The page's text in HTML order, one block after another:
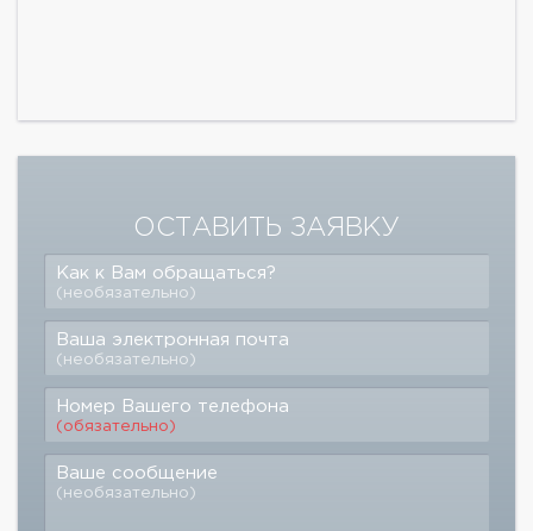
ОСТАВИТЬ ЗАЯВКУ
Как к Вам обращаться?
(необязательно)
Ваша электронная почта
(необязательно)
Номер Вашего телефона
(обязательно)
Ваше сообщение
(необязательно)